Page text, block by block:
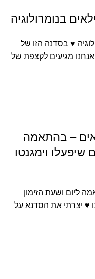
בנומרולוגיה
♥ בסדנה הזו של
אנחנו מגיעים לקצפת של
– בהתאמה
שיפעלו וימגנטו
ליום ושעת הזימון
♥ יצרתי את הסדנא על